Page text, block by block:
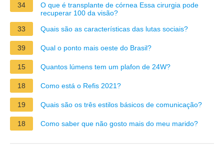
34
O que é transplante de córnea Essa cirurgia pode
recuperar 100 da visão?
33
Quais são as características das lutas sociais?
39 Qual o ponto mais oeste do Brasil?
15 Quantos lúmens tem um plafon de 24W?
18 Como está o Refis 2021?
19 Quais são os três estilos básicos de comunicação?
18 Como saber que não gosto mais do meu marido?